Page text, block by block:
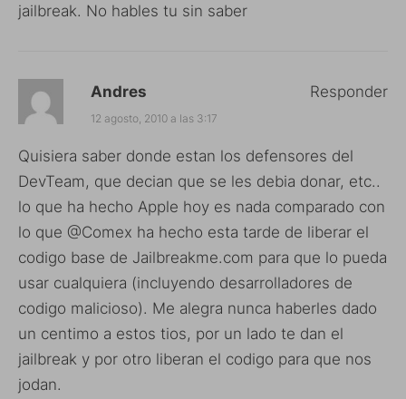
jailbreak. No hables tu sin saber
Andres
12 agosto, 2010 a las 3:17
Quisiera saber donde estan los defensores del
DevTeam, que decian que se les debia donar, etc..
lo que ha hecho Apple hoy es nada comparado con
lo que @Comex ha hecho esta tarde de liberar el
codigo base de Jailbreakme.com para que lo pueda
usar cualquiera (incluyendo desarrolladores de
codigo malicioso). Me alegra nunca haberles dado
un centimo a estos tios, por un lado te dan el
jailbreak y por otro liberan el codigo para que nos
jodan.
Responder